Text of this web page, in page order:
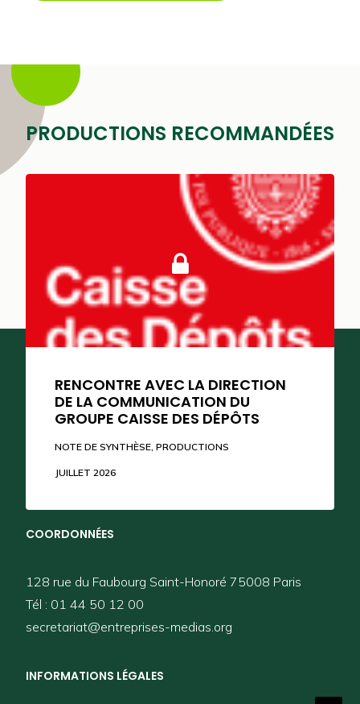
PRODUCTIONS RECOMMANDÉES
RENCONTRE AVEC LA DIRECTION
DE LA COMMUNICATION DU
GROUPE CAISSE DES DÉPÔTS
NOTE DE SYNTHÈSE, PRODUCTIONS
JUILLET 2026
COORDONNÉES
128 rue du Faubourg Saint-Honoré 75008 Paris
Tél : 01 44 50 12 00
secretariat@entreprises-medias.org
INFORMATIONS LÉGALES